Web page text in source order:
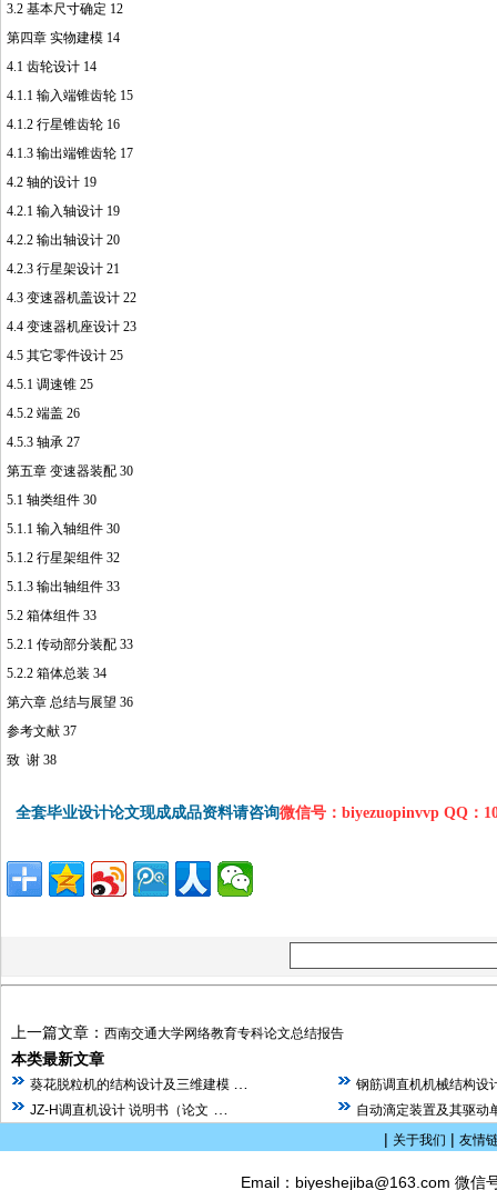
3.2 基本尺寸确定 12
第四章 实物建模 14
4.1 齿轮设计 14
4.1.1 输入端锥齿轮 15
4.1.2 行星锥齿轮 16
4.1.3 输出端锥齿轮 17
4.2 轴的设计 19
4.2.1 输入轴设计 19
4.2.2 输出轴设计 20
4.2.3 行星架设计 21
4.3 变速器机盖设计 22
4.4 变速器机座设计 23
4.5 其它零件设计 25
4.5.1 调速锥 25
4.5.2 端盖 26
4.5.3 轴承 27
第五章 变速器装配 30
5.1 轴类组件 30
5.1.1 输入轴组件 30
5.1.2 行星架组件 32
5.1.3 输出轴组件 33
5.2 箱体组件 33
5.2.1 传动部分装配 33
5.2.2 箱体总装 34
第六章 总结与展望 36
参考文献 37
致 谢 38
全套毕业设计论文现成成品资料请咨询微信号：biyezuopinvvp QQ
上一篇文章： 西南交通大学网络教育专科论文总结报告
本类最新文章
葵花脱粒机的结构设计及三维建模
钢筋调直机机械结构设
JZ-H调直机设计 说明书（论文
自动滴定装置及其驱动
| 关于我们 | 友情
Email：biyeshejiba@163.com 微